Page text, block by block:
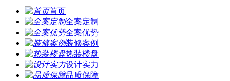
首页
全案定制
全案优势
装修案例
热装楼盘
设计实力
品质保障